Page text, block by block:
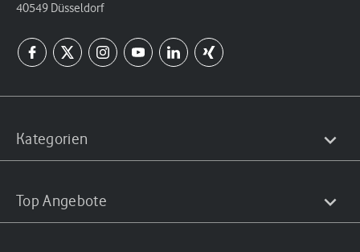
40549 Düsseldorf
Kategorien
Top Angebote